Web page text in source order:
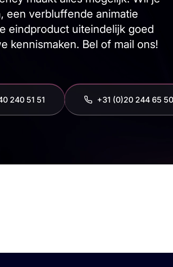
een verbluffende animatie
eindproduct uiteindelijk goed
kennismaken. Bel of mail ons!
240 51 51 ‭+31 (0)20 244 65